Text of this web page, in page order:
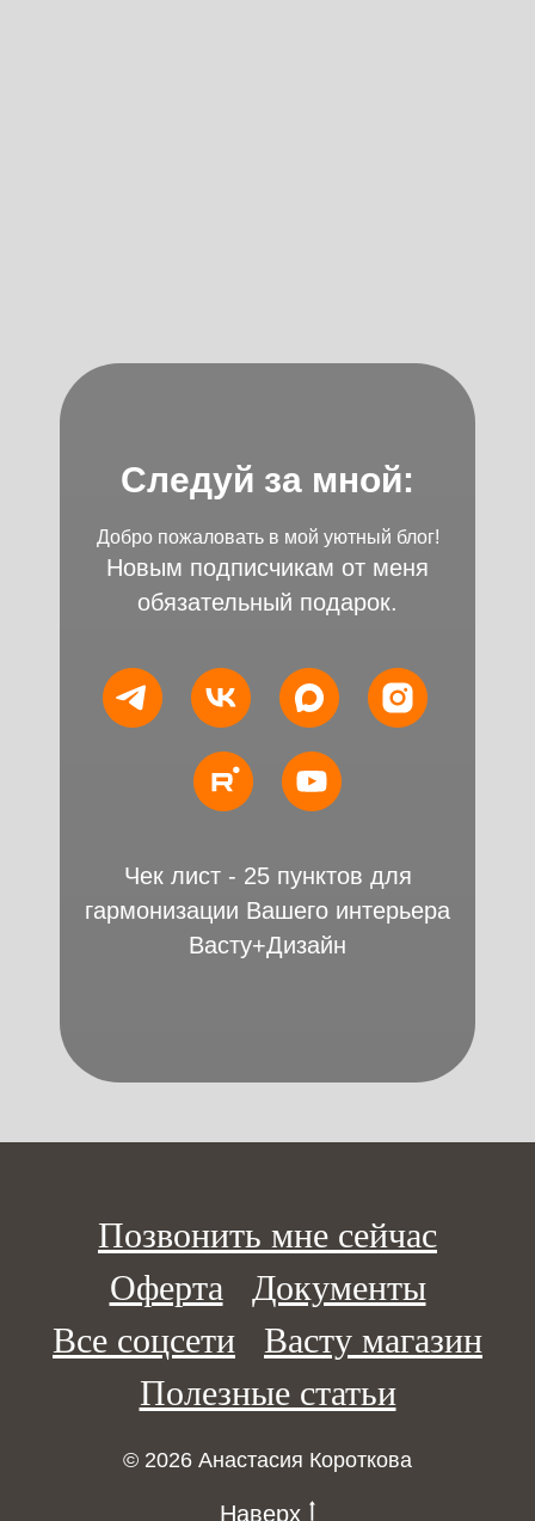
Следуй за мной:
Добро пожаловать в мой уютный блог!
Новым подписчикам от меня
обязательный подарок.
Чек лист - 25 пунктов для
гармонизации Вашего интерьера
Васту+Дизайн
Позвонить мне сейчас
Оферта
Документы
Все соцсети
Васту магазин
Полезные статьи
© 2026 Анастасия Короткова
Наверх